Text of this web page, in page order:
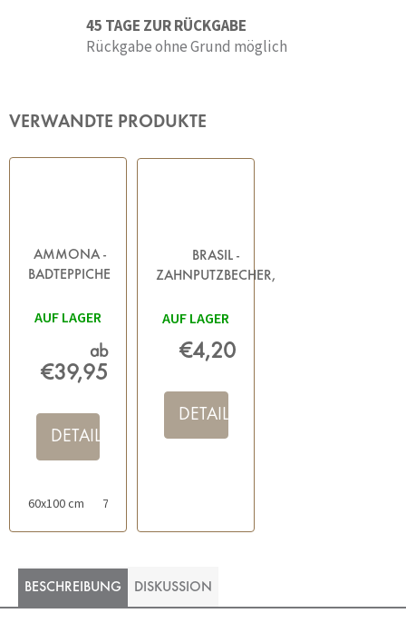
45 TAGE ZUR RÜCKGABE
Rückgabe ohne Grund möglich
VERWANDTE PRODUKTE
AMMONA -
BADTEPPICHE
AUF LAGER
ab
€39,95
DETAIL
60x100 cm 70x120 cm
BRASIL -
ZAHNPUTZBECHER,
AUF LAGER
€4,20
DETAIL
BESCHREIBUNG DISKUSSION